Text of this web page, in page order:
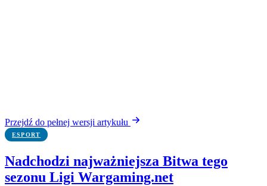
Przejdź do pełnej wersji artykułu
ESPORT
Nadchodzi najważniejsza Bitwa tego
sezonu Ligi Wargaming.net